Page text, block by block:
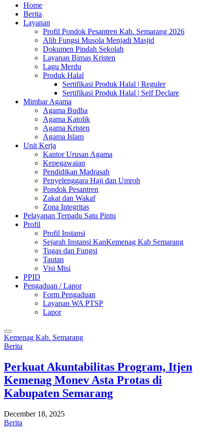
Home
Berita
Layanan
Profil Pondok Pesantren Kab. Semarang 2026
Alih Fungsi Musola Menjadi Masjid
Dokumen Pindah Sekolah
Layanan Bimas Kristen
Lagu Merdu
Produk Halal
Sertifikasi Produk Halal | Reguler
Sertifikasi Produk Halal | Self Declare
Mimbar Agama
Agama Budha
Agama Katolik
Agama Kristen
Agama Islam
Unit Kerja
Kantor Urusan Agama
Kepegawaian
Pendidikan Madrasah
Penyelenggara Haji dan Umroh
Pondok Pesantren
Zakat dan Wakaf
Zona Integritas
Pelayanan Terpadu Satu Pintu
Profil
Profil Instansi
Sejarah Instansi KanKemenag Kab Semarang
Tugas dan Fungsi
Tautan
Visi Misi
PPID
Pengaduan / Lapor
Form Pengaduan
Layanan WA PTSP
Lapor
Kemenag Kab. Semarang
Berita
Perkuat Akuntabilitas Program, Itjen
Kemenag Monev Asta Protas di
Kabupaten Semarang
December 18, 2025
Berita